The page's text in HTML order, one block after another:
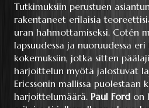
Tutkimuksiin perustuen
rakentaneet erilaisia
uran hahmottamiseksi. Cotén
lapsuudessa ja nuoruudessa
kokemuksiin, jotka sitten
harjoittelun myötä jalostuvat
Ericssonin mallissa puolestaan
harjoittelumäärä. Paul Ford on